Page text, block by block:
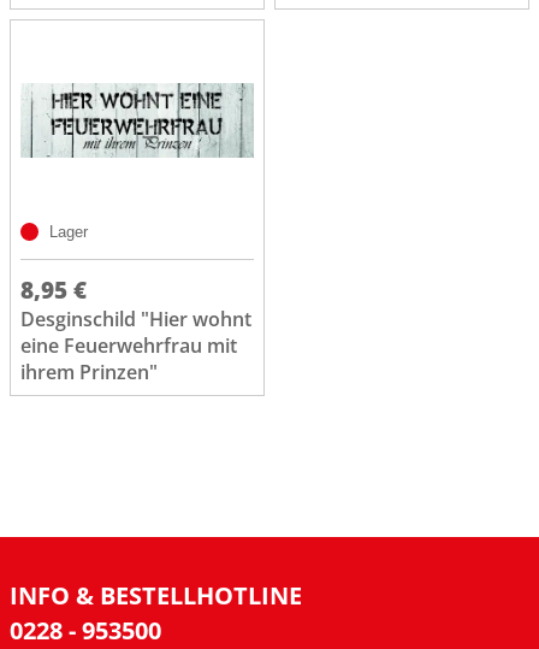
Lager
8,95 €
Desginschild "Hier wohnt
eine Feuerwehrfrau mit
ihrem Prinzen"
INFO & BESTELLHOTLINE
0228 - 953500